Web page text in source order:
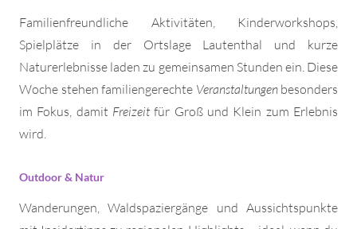
Familienfreundliche Aktivitäten, Kinderworkshops,
Spielplätze in der Ortslage Lautenthal und kurze
Naturerlebnisse laden zu gemeinsamen Stunden ein. Diese
Woche stehen familiengerechte Veranstaltungenbesonders
im Fokus, damit Freizeitfür Groß und Klein zum Erlebnis
wird.
Outdoor & Natur
Wanderungen, Waldspaziergänge und Aussichtspunkte